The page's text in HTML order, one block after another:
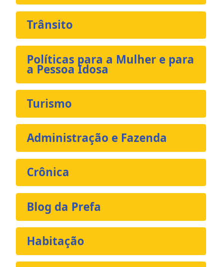
Trânsito
Políticas para a Mulher e para
a Pessoa Idosa
Turismo
Administração e Fazenda
Crônica
Blog da Prefa
Habitação